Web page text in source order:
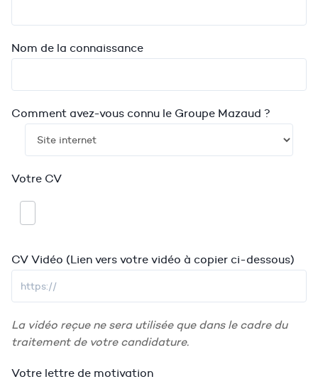
Nom de la connaissance
Comment avez-vous connu le Groupe Mazaud ?
Votre CV
CV Vidéo (Lien vers votre vidéo à copier ci-dessous)
La vidéo reçue ne sera utilisée que dans le cadre du
traitement de votre candidature.
Votre lettre de motivation